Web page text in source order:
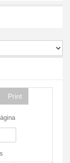
Print